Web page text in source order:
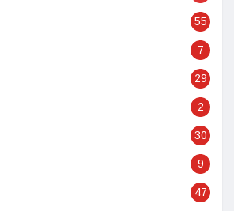
55
7
29
2
30
9
47